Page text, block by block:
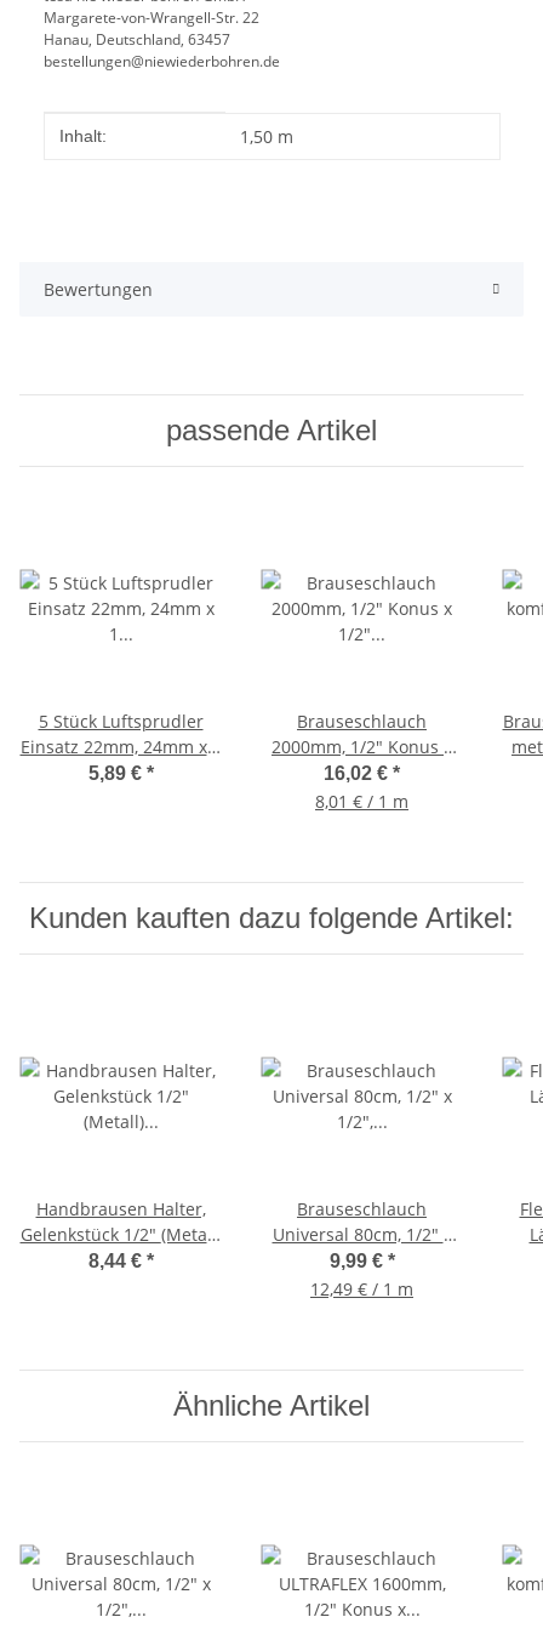
Margarete-von-Wrangell-Str. 22
Hanau, Deutschland, 63457
bestellungen@niewiederbohren.de
Produkteigenschaft
Wert
Inhalt: 1,50 m
Bewertungen
passende Artikel
5 Stück Luftsprudler
Einsatz 22mm, 24mm x 1
Perlatorsieb
5,89 € *
Brauseschlauch
2000mm, 1/2" Konus x
1/2" Überwurf, Metall,
Duschschlauch
16,02 € *
8,01 € / 1 m
Kunden kauften dazu folgende Artikel:
Handbrausen Halter,
Gelenkstück 1/2" (Metall)
verchromt
8,44 € *
Brauseschlauch
Universal 80cm, 1/2" x
1/2", Metall
Duschschlauch, doppelt
9,99 € *
12,49 € / 1 m
Ähnliche Artikel